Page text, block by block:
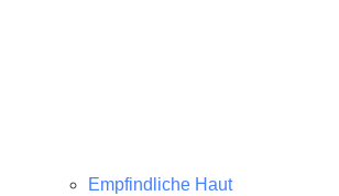
Empfindliche Haut